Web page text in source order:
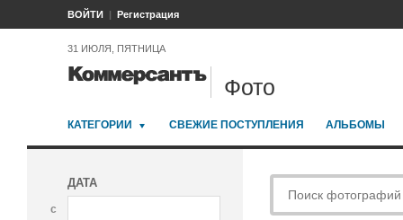
ВОЙТИ Регистрация
31 ИЮЛЯ, ПЯТНИЦА
Фото
КАТЕГОРИИ СВЕЖИЕ ПОСТУПЛЕНИЯ АЛЬБОМЫ
ДАТА
с